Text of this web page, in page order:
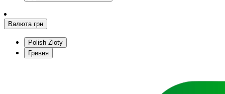
Валюта грн
Polish Zloty
Гривня